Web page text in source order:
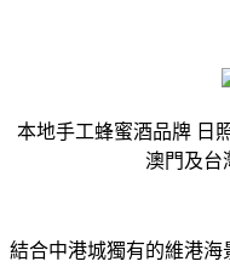
本地手工蜂蜜酒品牌 日
澳門及台
結合中港城獨有的維港